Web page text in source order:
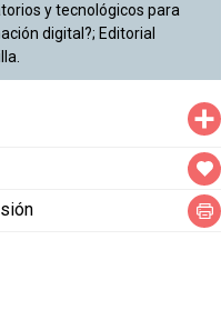
y tecnológicos para
digital?; Editorial